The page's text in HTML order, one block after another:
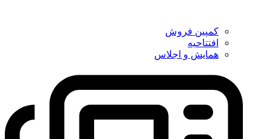
کمپین فروش
افتتاحیه
همایش و اجلاس